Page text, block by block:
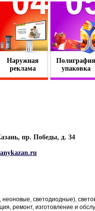
Наружная
реклама
Полиграфия
упаковка
пр. Победы, д. 34
светодиодные),
ремонт, изготовление и